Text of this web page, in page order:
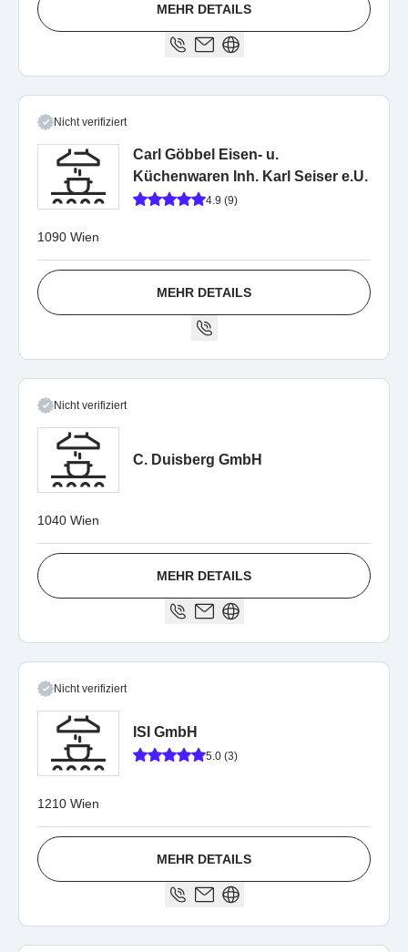
MEHR DETAILS
Nicht verifiziert
Carl Göbbel Eisen- u.
Küchenwaren Inh. Karl Seiser e.U.
4.9 (9)
1090 Wien
MEHR DETAILS
Nicht verifiziert
C. Duisberg GmbH
1040 Wien
MEHR DETAILS
Nicht verifiziert
ISI GmbH
5.0 (3)
1210 Wien
MEHR DETAILS